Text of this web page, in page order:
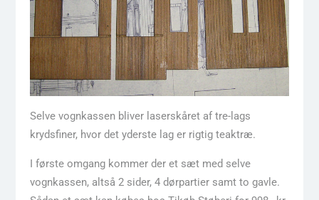
Selve vognkassen bliver laserskåret af tre-lags
krydsfiner, hvor det yderste lag er rigtig teaktræ.
I første omgang kommer der et sæt med selve
vognkassen, altså 2 sider, 4 dørpartier samt to gavle.